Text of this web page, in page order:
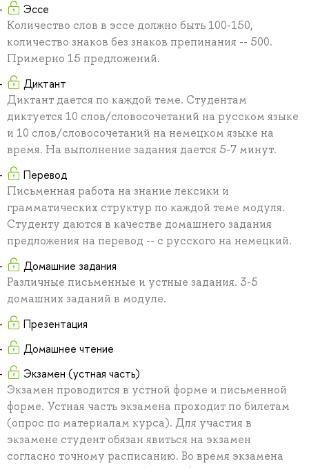
Эссе
Количество слов в эссе должно быть 100-150,
количество знаков без знаков препинания -- 500.
Примерно 15 предложений.
Диктант
Диктант дается по каждой теме. Студентам
диктуется 10 слов/словосочетаний на русском языке
и 10 слов/словосочетаний на немецком языке на
время. На выполнение задания дается 5-7 минут.
Перевод
Письменная работа на знание лексики и
грамматических структур по каждой теме модуля.
Студенту даются в качестве домашнего задания
предложения на перевод -- с русского на немецкий.
Домашние задания
Различные письменные и устные задания. 3-5
домашних заданий в модуле.
Презентация
Домашнее чтение
Экзамен (устная часть)
Экзамен проводится в устной форме и письменной
форме. Устная часть экзамена проходит по билетам
(опрос по материалам курса). Для участия в
экзамене студент обязан явиться на экзамен
согласно точному расписанию. Во время экзамена